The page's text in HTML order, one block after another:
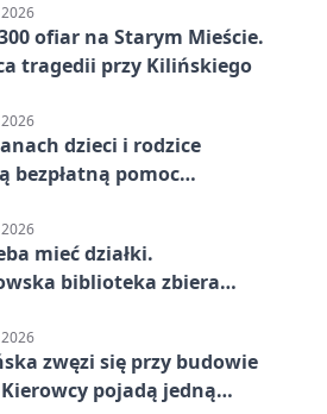
ofiar na Starym Mieście.
tragedii przy Kilińskiego
dzieci i rodzice
bezpłatną pomoc
mieć działki.
biblioteka zbiera
zwęzi się przy budowie
pojadą jedną